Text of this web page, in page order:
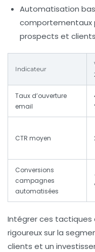
Automatisation
comportementaux
prospects et
Indicateur
Taux d’ouverture
email
CTR moyen
Conversions
campagnes
automatisées
Intégrer ces tactiques
rigoureux sur la
clients et un